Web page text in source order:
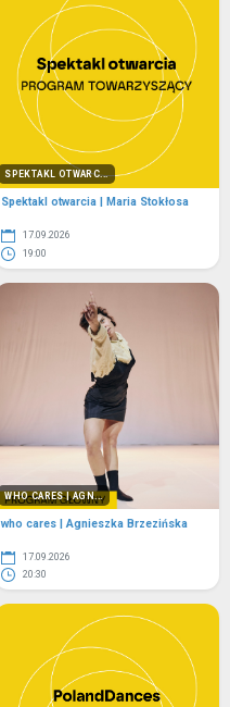
SPEKTAKL OTWARC...
Spektakl otwarcia | Maria Stokłosa
17.09.2026
19:00
WHO CARES | AGN...
who cares | Agnieszka Brzezińska
17.09.2026
20:30